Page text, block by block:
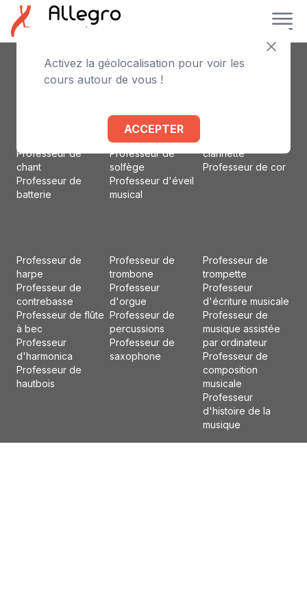
Activez la géolocalisation pour voir les
cours autour de vous !
ACCEPTER
Professeur de
Professeur de
chant
Professeur de
batterie
Professeur de
violoncelle
Professeur de
basse
Professeur de
solfège
Professeur d'éveil
musical
Professeur
clarinette
Professeur de cor
Professeur de
harpe
Professeur de
contrebasse
Professeur de flûte
à bec
Professeur
d'harmonica
Professeur de
hautbois
Professeur de
trombone
Professeur
d'orgue
Professeur de
percussions
Professeur de
saxophone
Professeur de
trompette
Professeur
d'écriture musicale
Professeur de
musique assistée
par ordinateur
Professeur de
composition
musicale
Professeur
d'histoire de la
musique